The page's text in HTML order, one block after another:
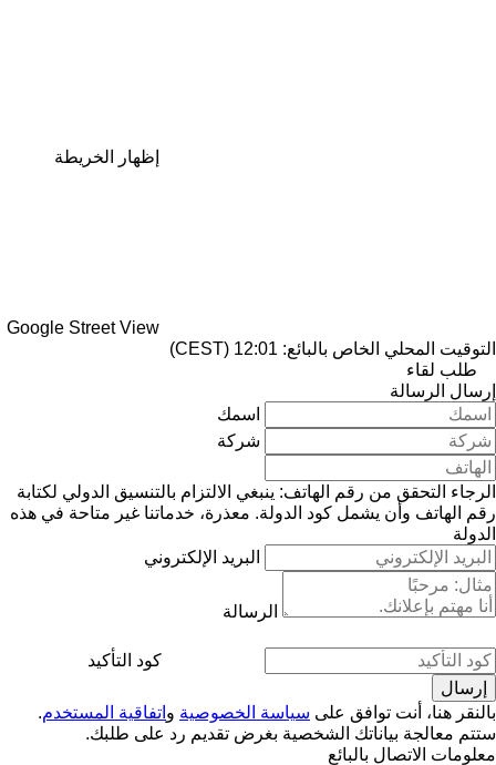
إظهار الخريطة
Google Street View
التوقيت المحلي الخاص بالبائع: 12:01 (CEST)
طلب لقاء
إرسال الرسالة
اسمك
شركة
الرجاء التحقق من رقم الهاتف: ينبغي الالتزام بالتنسيق الدولي لكتابة
رقم الهاتف وأن يشمل كود الدولة. معذرة، خدماتنا غير متاحة في هذه
الدولة
البريد الإلكتروني
الرسالة
كود التأكيد
بالنقر هنا، أنت توافق على سياسة الخصوصية و اتفاقية المستخدم.
ستتم معالجة بياناتك الشخصية بغرض تقديم رد على طلبك.
معلومات الاتصال بالبائع